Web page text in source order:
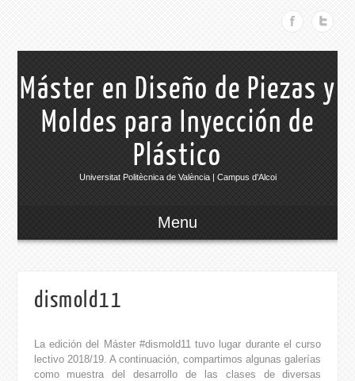
Máster en Diseño de Piezas y
Moldes para Inyección de
Plástico
Universitat Politècnica de València | Campus d'Alcoi
Menu
dismold11
La edición del Máster #dismold11 tuvo lugar durante el curso
lectivo 2018/19. A continuación, compartimos algunas galerías
como muestra del desarrollo de las clases de diversas